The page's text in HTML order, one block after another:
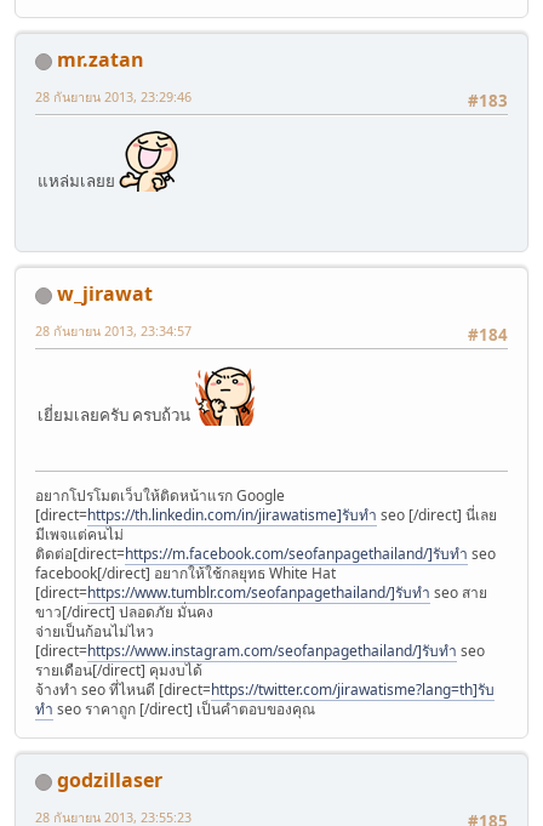
mr.zatan
#183
28 กันยายน 2013, 23:29:46
แหล่มเลยย
w_jirawat
#184
28 กันยายน 2013, 23:34:57
เยี่ยมเลยครับ ครบถ้วน
อยากโปรโมตเว็บให้ติดหน้าแรก Google
[direct=https://th.linkedin.com/in/jirawatisme]รับทำ seo [/direct] นี่เลย
มีเพจแต่คนไม่
ติดต่อ[direct=https://m.facebook.com/seofanpagethailand/]รับทำ seo
facebook[/direct] อยากให้ใช้กลยุทธ White Hat
[direct=https://www.tumblr.com/seofanpagethailand/]รับทำ seo สาย
ขาว[/direct] ปลอดภัย มั่นคง
จ่ายเป็นก้อนไม่ไหว
[direct=https://www.instagram.com/seofanpagethailand/]รับทำ seo
รายเดือน[/direct] คุมงบได้
จ้างทำ seo ที่ไหนดี [direct=https://twitter.com/jirawatisme?lang=th]รับ
ทำ seo ราคาถูก [/direct] เป็นคำตอบของคุณ
godzillaser
#185
28 กันยายน 2013, 23:55:23